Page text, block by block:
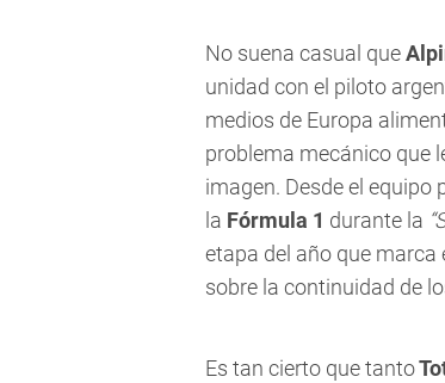
No suena casual que
unidad con el piloto
medios de Europa
problema mecánico que
imagen. Desde el
la Fórmula 1 durante la
etapa del año que marca
sobre la continuidad de
Es tan cierto que tanto